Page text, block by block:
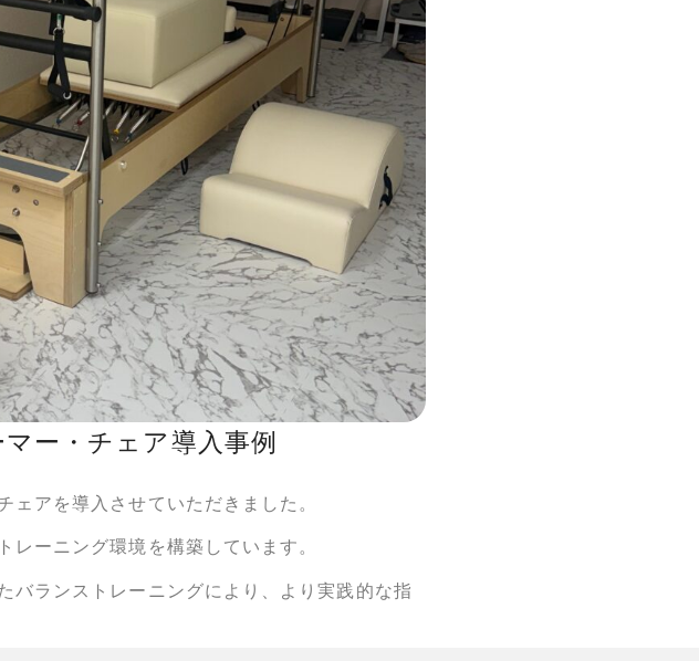
ー・チェア導入事例
アを導入させていただきました。
ーニング環境を構築しています。
バランストレーニングにより、より実践的な指